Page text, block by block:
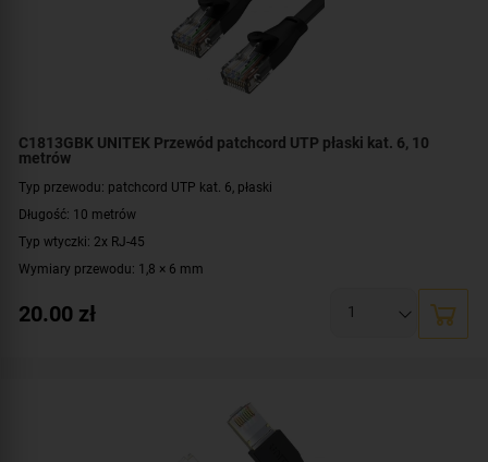
C1813GBK UNITEK Przewód patchcord UTP płaski kat. 6, 10
metrów
Typ przewodu: patchcord UTP kat. 6, płaski
Długość: 10 metrów
Typ wtyczki: 2x RJ-45
Wymiary przewodu: 1,8 × 6 mm
Prędkość: 10/100/1000 Mbit
20.00 zł